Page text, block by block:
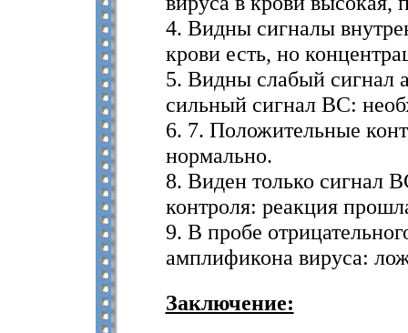
4. Видны сигналы
крови есть, но
5. Видны слабый сигнал
сильный сигнал ВС:
6. 7. Положительные
нормально.
8. Виден только сигнал
контроля: реакция
9. В пробе
амплификона вируса:
Заключение: